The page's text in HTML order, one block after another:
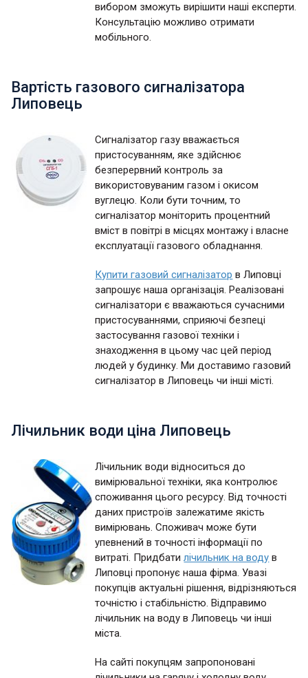
вибором зможуть вирішити наші експерти.
Консультацію можливо отримати
мобільного.
Вартість газового сигналізатора
Липовець
Сигналізатор газу вважається
пристосуванням, яке здійснює
безперервний контроль за
використовуваним газом і окисом
вуглецю. Коли бути точним, то
сигналізатор моніторить процентний
вміст в повітрі в місцях монтажу і власне
експлуатації газового обладнання.
Купити газовий сигналізатор в Липовці
запрошує наша організація. Реалізовані
сигналізатори є вважаються сучасними
пристосуваннями, сприяючі безпеці
застосування газової техніки і
знаходження в цьому час цей період
людей у будинку. Ми доставимо газовий
сигналізатор в Липовець чи інші місті.
Лічильник води ціна Липовець
Лічильник води відноситься до
вимірювальної техніки, яка контролює
споживання цього ресурсу. Від точності
даних пристроїв залежатиме якість
вимірювань. Споживач може бути
упевнений в точності інформації по
витраті. Придбатилічильник на воду в
Липовці пропонує наша фірма. Увазі
покупців актуальні рішення, відрізняються
точністю і стабільністю. Відправимо
лічильник на воду в Липовець чи інші
міста.
На сайті покупцям запропоновані